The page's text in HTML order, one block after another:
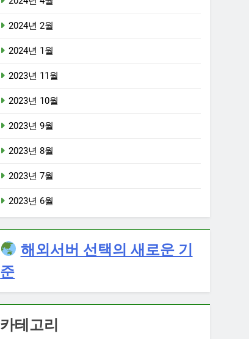
2024년 2월
2024년 1월
2023년 11월
2023년 10월
2023년 9월
2023년 8월
2023년 7월
2023년 6월
해외서버 선택의 새로운 기
준
카테고리